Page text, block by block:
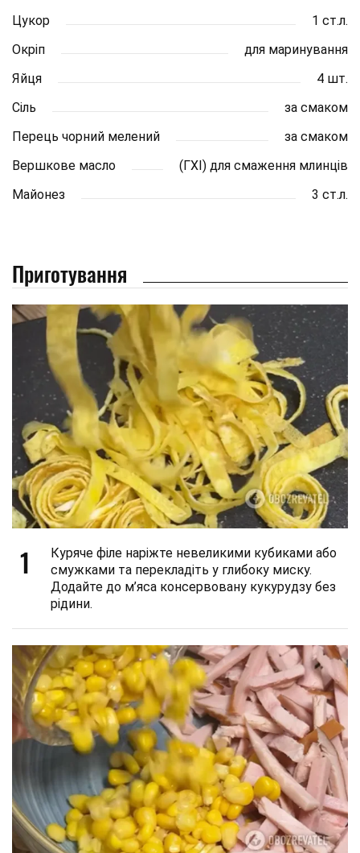
Цукор
1 ст.л.
Окріп
для маринування
Яйця
4 шт.
Сіль
за смаком
Перець чорний мелений
за смаком
Вершкове масло
(ГХІ) для смаження млинців
Майонез
3 ст.л.
Приготування
1
Куряче філе наріжте невеликими кубиками або
смужками та перекладіть у глибоку миску.
Додайте до м’яса консервовану кукурудзу без
рідини.